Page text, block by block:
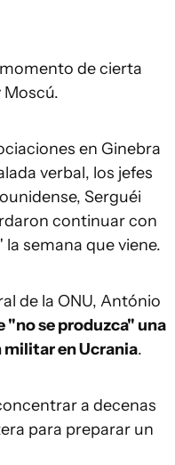
de cierta
en Ginebra
verbal, los jefes
Serguéi
continuar con
semana que viene.
de la ONU, António
"no se produzca" una
militar en Ucrania.
a decenas
para preparar un